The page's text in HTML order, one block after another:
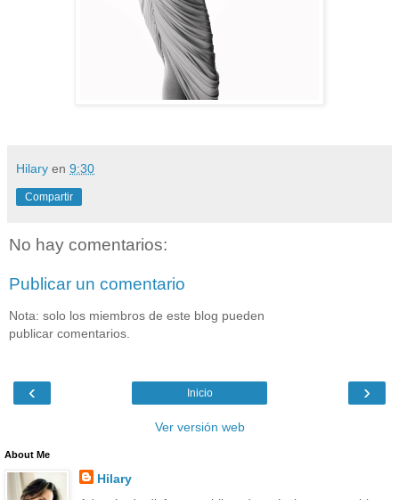
Hilary en 9:30
Compartir
No hay comentarios:
Publicar un comentario
Nota: solo los miembros de este blog pueden
publicar comentarios.
‹ ›
Inicio
Ver versión web
About Me
Hilary